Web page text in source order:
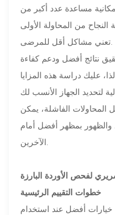
مساعدة عدد أكبر من
من المحاولة الأولى
نتائج أفضل ودعم كفاءة
عليك دراسة هذه المزايا
الفاشلة، يمكن
بمظهر أفضل أمام
لفحص الأوردة البارزة
خطوات التقييم الرئيسية
خيارات أفضل عند استخدام